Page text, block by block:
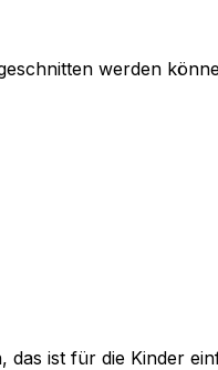
werden
das ist für die Kinder